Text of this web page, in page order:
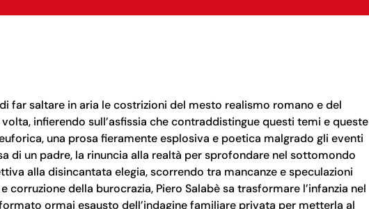
far saltare in aria le costrizioni del mesto realismo romano e del
infierendo sull’asfissia che contraddistingue questi temi e queste
una prosa fieramente esplosiva e poetica malgrado gli eventi
di un padre, la rinuncia alla realtà per sprofondare nel sottomondo
alla disincantata elegia, scorrendo tra mancanze e speculazioni
corruzione della burocrazia, Piero Salabè sa trasformare l’infanzia nel
ormai esausto dell’indagine familiare privata per metterla al